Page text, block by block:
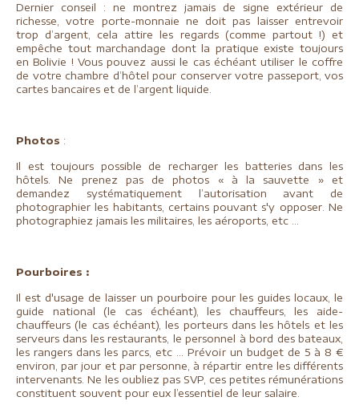
Dernier conseil : ne montrez jamais de signe extérieur de
richesse, votre porte-monnaie ne doit pas laisser entrevoir
trop d’argent, cela attire les regards (comme partout !) et
empêche tout marchandage dont la pratique existe toujours
en Bolivie ! Vous pouvez aussi le cas échéant utiliser le coffre
de votre chambre d’hôtel pour conserver votre passeport, vos
cartes bancaires et de l’argent liquide.
Photos :
Il est toujours possible de recharger les batteries dans les
hôtels. Ne prenez pas de photos « à la sauvette » et
demandez systématiquement l’autorisation avant de
photographier les habitants, certains pouvant s'y opposer. Ne
photographiez jamais les militaires, les aéroports, etc …
Pourboires :
Il est d'usage de laisser un pourboire pour les guides locaux, le
guide national (le cas échéant), les chauffeurs, les aide-
chauffeurs (le cas échéant), les porteurs dans les hôtels et les
serveurs dans les restaurants, le personnel à bord des bateaux,
les rangers dans les parcs, etc … Prévoir un budget de 5 à 8 €
environ, par jour et par personne, à répartir entre les différents
intervenants. Ne les oubliez pas SVP, ces petites rémunérations
constituent souvent pour eux l’essentiel de leur salaire.